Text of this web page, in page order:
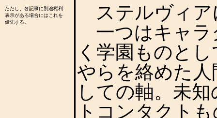
ただし、各記事に別途権利
表示がある場合にはこれを
優先する。
ステルヴィア
一つはキャラ
く学園ものと
やらを絡めた
しての軸。未
トコンタクト